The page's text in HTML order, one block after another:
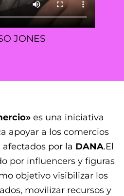
JONES
es una iniciativa
apoyar a los comercios
por la DANA.El
por influencers y figuras
objetivo visibilizar los
movilizar recursos y